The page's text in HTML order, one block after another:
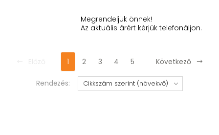
Megrendeljük önnek!
Az aktuális árért kérjük telefonáljon.
1 2 3 4 5 Következő
Rendezés: